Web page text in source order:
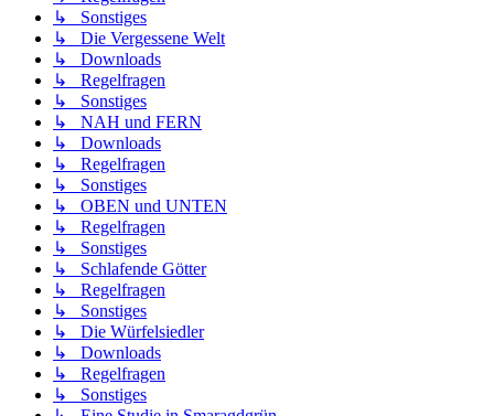
↳ Sonstiges
↳ Die Vergessene Welt
↳ Downloads
↳ Regelfragen
↳ Sonstiges
↳ NAH und FERN
↳ Downloads
↳ Regelfragen
↳ Sonstiges
↳ OBEN und UNTEN
↳ Regelfragen
↳ Sonstiges
↳ Schlafende Götter
↳ Regelfragen
↳ Sonstiges
↳ Die Würfelsiedler
↳ Downloads
↳ Regelfragen
↳ Sonstiges